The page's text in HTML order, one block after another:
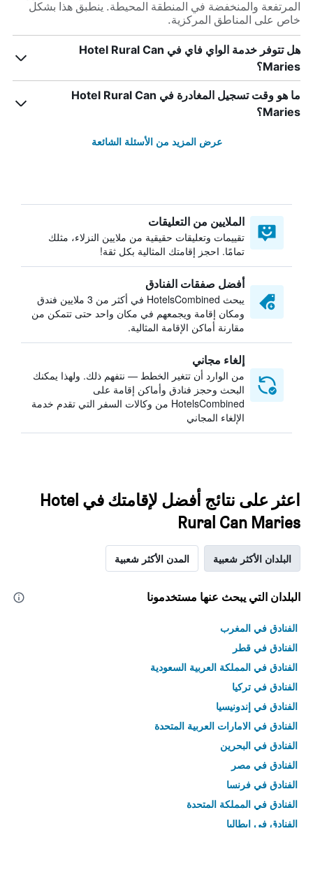
المرتفعة والمنخفضة في المنطقة المحيطة. ينطبق هذا بشكل
خاص على المناطق المركزية.
هل تتوفر خدمة الواي فاي في Hotel Rural Can
Maries؟
ما هو وقت تسجيل المغادرة في Hotel Rural Can
Maries؟
عرض المزيد من الأسئلة الشائعة
الملايين من التعليقات
تقييمات وتعليقات حقيقية من ملايين النزلاء، مثلك
تمامًا. احجز إقامتك المثالية بكل ثقة!
أفضل صفقات الفنادق
يبحث HotelsCombined في أكثر من 3 ملايين فندق
ومكان إقامة ويجمعهم في مكان واحد حتى تتمكن من
مقارنة أماكن الإقامة المثالية.
إلغاء مجاني
من الوارد أن تتغير الخطط — نتفهم ذلك. ولهذا يمكنك
البحث وحجز فنادق وأماكن إقامة على
HotelsCombined من وكالات السفر التي تقدم خدمة
الإلغاء المجاني
اعثر على نتائج أفضل لإقامتك في Hotel
Rural Can Maries
البلدان الأكثر شعبية المدن الأكثر شعبية
البلدان التي يبحث عنها مستخدمونا
الفنادق في المغرب
الفنادق في قطر
الفنادق في المملكة العربية السعودية
الفنادق في تركيا
الفنادق في إندونيسيا
الفنادق في الامارات العربية المتحدة
الفنادق في البحرين
الفنادق في مصر
الفنادق في فرنسا
الفنادق في المملكة المتحدة
الفنادق في إيطاليا